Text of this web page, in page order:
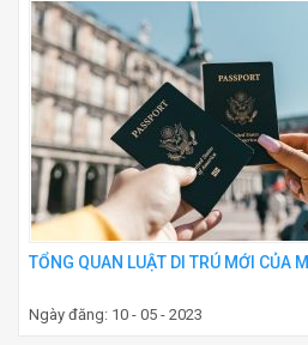
TỔNG QUAN LUẬT DI TRÚ MỚI CỦA
Ngày đăng: 10 - 05 - 2023